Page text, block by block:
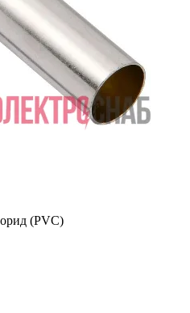
(PVC)